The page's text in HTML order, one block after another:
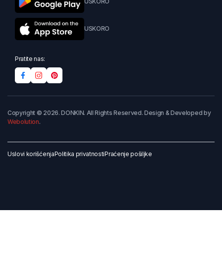
USKORO
Pratite nas:
Copyright © 2026. DONKIN. All Rights Reserved. Design & Developed by
Webolution.
Uslovi korišćenjaPolitika privatnostiPraćenje pošiljke